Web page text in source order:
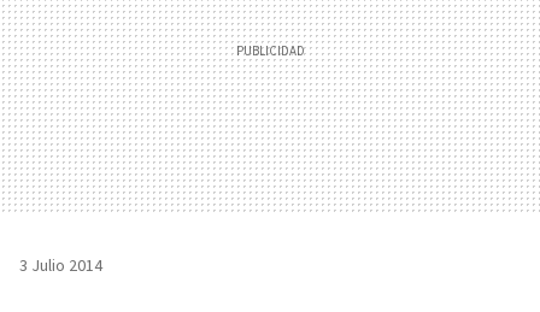
3 Julio 2014